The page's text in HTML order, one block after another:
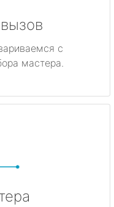
с
мастера.